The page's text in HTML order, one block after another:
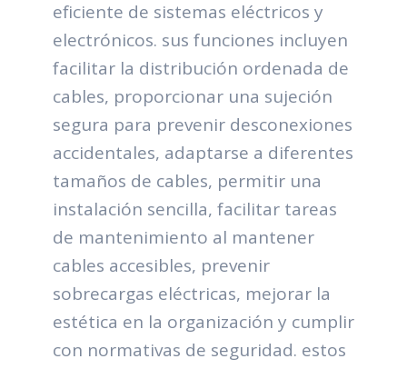
eficiente de sistemas eléctricos y
electrónicos. sus funciones incluyen
facilitar la distribución ordenada de
cables, proporcionar una sujeción
segura para prevenir desconexiones
accidentales, adaptarse a diferentes
tamaños de cables, permitir una
instalación sencilla, facilitar tareas
de mantenimiento al mantener
cables accesibles, prevenir
sobrecargas eléctricas, mejorar la
estética en la organización y cumplir
con normativas de seguridad. estos